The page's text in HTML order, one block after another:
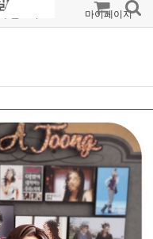
주문조회 마이페이지